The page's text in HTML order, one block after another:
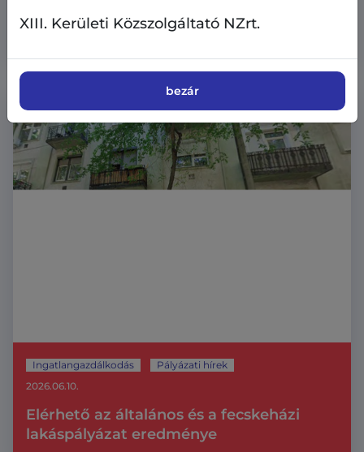
lakáspályázatok - már lehet pályázni
Ingatlangazdálkodás Pályázati hírek
Elérhető az általános és a fecskeházi
lakáspályázat eredménye
2026.06.10.
XIII. Kerületi Közszolgáltató NZrt.
bezár